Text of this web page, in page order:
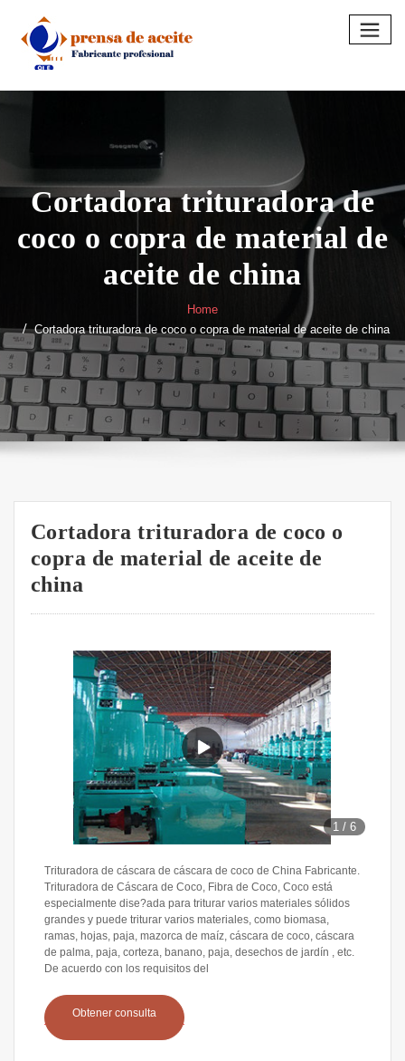
content
Cortadora trituradora de
coco o copra de material de
aceite de china
Home
Cortadora trituradora de coco o copra de material de aceite de china
Cortadora trituradora de coco o
copra de material de aceite de
china
1 /6
Trituradora de cáscara de cáscara de coco de China Fabricante.
Trituradora de Cáscara de Coco, Fibra de Coco, Coco está
especialmente dise?ada para triturar varios materiales sólidos
grandes y puede triturar varios materiales, como biomasa,
ramas, hojas, paja, mazorca de maíz, cáscara de coco, cáscara
de palma, paja, corteza, banano, paja, desechos de jardín , etc.
De acuerdo con los requisitos del
Obtener consulta